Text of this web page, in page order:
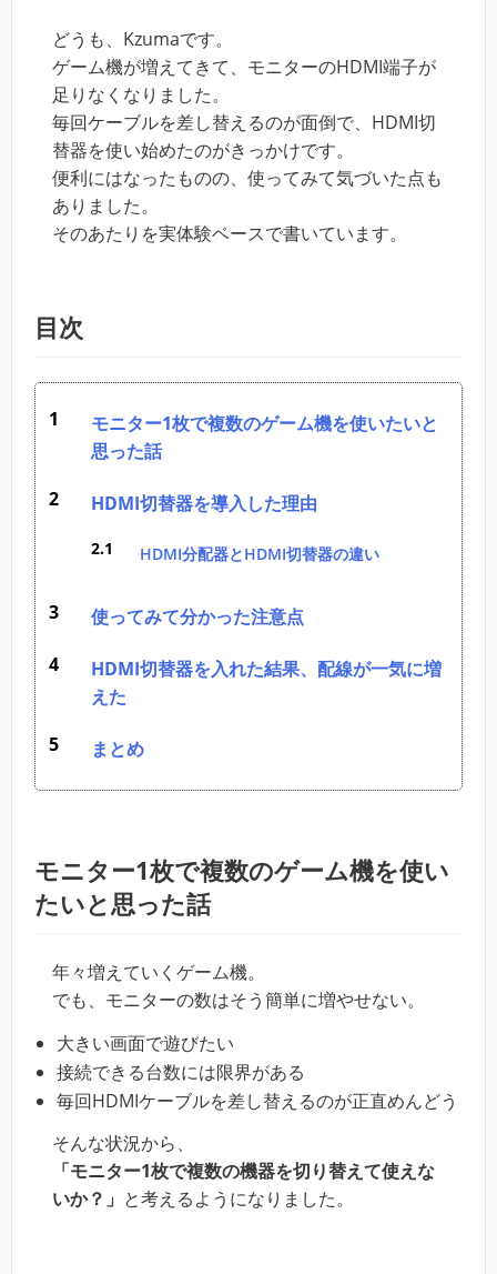
どうも、Kzumaです。
ゲーム機が増えてきて、モニターのHDMI端子が
足りなくなりました。
毎回ケーブルを差し替えるのが面倒で、HDMI切
替器を使い始めたのがきっかけです。
便利にはなったものの、使ってみて気づいた点も
ありました。
そのあたりを実体験ベースで書いています。
目次
モニター1枚で複数のゲーム機を使いたいと
思った話
HDMI切替器を導入した理由
HDMI分配器とHDMI切替器の違い
使ってみて分かった注意点
HDMI切替器を入れた結果、配線が一気に増
えた
まとめ
モニター1枚で複数のゲーム機を使い
たいと思った話
年々増えていくゲーム機。
でも、モニターの数はそう簡単に増やせない。
大きい画面で遊びたい
接続できる台数には限界がある
毎回HDMIケーブルを差し替えるのが正直めんどう
そんな状況から、
「モニター1枚で複数の機器を切り替えて使えな
いか？」 と考えるようになりました。